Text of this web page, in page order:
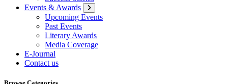
Events & Awards
Upcoming Events
Past Events
Literary Awards
Media Coverage
E-Journal
Contact us